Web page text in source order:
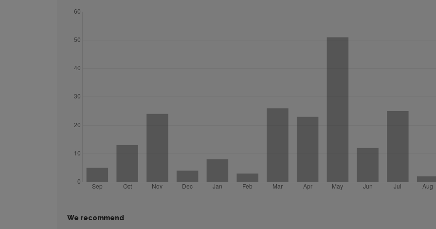
We recommend